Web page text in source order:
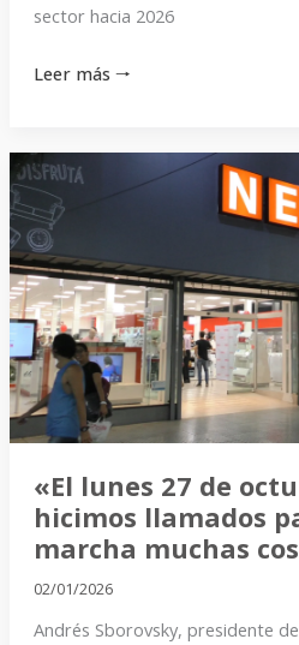
sector hacia 2026
Leer más 🠒
«El lunes 27 de
hicimos llamados
marcha muchas
02/01/2026
Andrés Sborovsky, presidente
«El
lunes
27
de
octubre
recibimos
e
hicimos
llamados
para
poner
en
marcha